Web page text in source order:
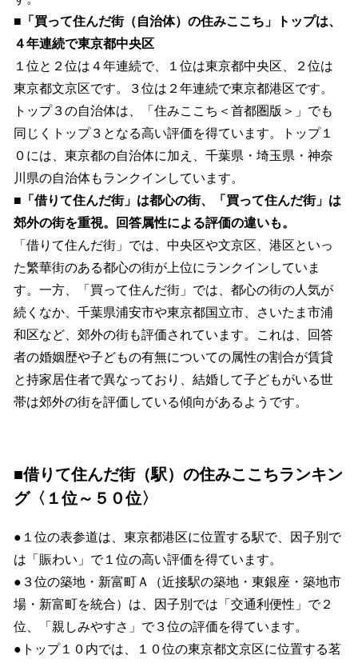
■「買って住んだ街（自治体）の住みここち」トップは、
４年連続で東京都中央区
１位と２位は４年連続で、１位は東京都中央区、２位は
東京都文京区です。３位は２年連続で東京都港区です。
トップ３の自治体は、「住みここち＜首都圏版＞」でも
同じくトップ３となる高い評価を得ています。トップ１
０には、東京都の自治体に加え、千葉県・埼玉県・神奈
川県の自治体もランクインしています。
■「借りて住んだ街」は都心の街、「買って住んだ街」は
郊外の街を重視。回答属性による評価の違いも。
「借りて住んだ街」では、中央区や文京区、港区といっ
た繁華街のある都心の街が上位にランクインしていま
す。一方、「買って住んだ街」では、都心の街の人気が
続くなか、千葉県浦安市や東京都国立市、さいたま市浦
和区など、郊外の街も評価されています。これは、回答
者の婚姻歴や子どもの有無についての属性の割合が賃貸
と持家居住者で異なっており、結婚して子どもがいる世
帯は郊外の街を評価している傾向があるようです。
■借りて住んだ街（駅）の住みここちランキン
グ〈１位～５０位〉
●１位の表参道は、東京都港区に位置する駅で、因子別で
は「賑わい」で１位の高い評価を得ています。
●３位の築地・新富町Ａ（近接駅の築地・東銀座・築地市
場・新富町を統合）は、因子別では「交通利便性」で２
位、「親しみやすさ」で３位の評価を得ています。
●トップ１０内では、１０位の東京都文京区に位置する茗